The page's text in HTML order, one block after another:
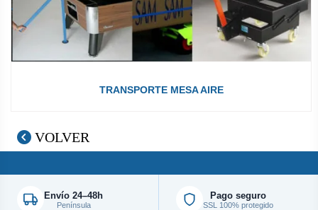
TRANSPORTE MESA AIRE
VOLVER
Envío 24–48h
Península
Pago seguro
SSL 100% protegido